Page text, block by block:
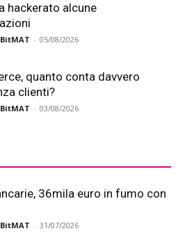
hackerato alcune
- 05/08/2026
quanto conta davvero
clienti?
- 03/08/2026
36mila euro in fumo con
- 31/07/2026